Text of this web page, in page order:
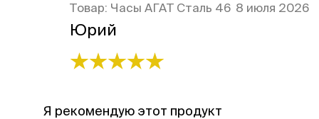
Товар: Часы АГАТ Сталь 46
Юрий
8 июля 2026
Я рекомендую этот продукт